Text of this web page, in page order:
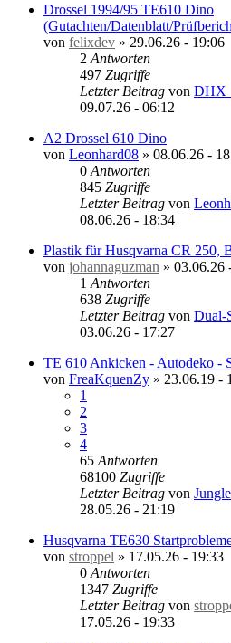
Drossel 1994/95 TE610 Dino
(Gutachten/Datenblatt/
von felixdev » 29.06.26 - 19:06
2 Antworten
497 Zugriffe
Letzter Beitrag von
09.07.26 - 06:12
A2 Drossel 610 Dino
von Leonhard08 » 08.06.26 -
0 Antworten
845 Zugriffe
Letzter Beitrag von
08.06.26 - 18:34
Plastik für Husqvarna CR 250,
von johannaguzman » 03.06.26
1 Antworten
638 Zugriffe
Letzter Beitrag von Dual-
03.06.26 - 17:27
TE 610 Ankicken - Autodeko -
von FreaKquenZy » 23.06.19 -
1
2
3
4
65 Antworten
68100 Zugriffe
Letzter Beitrag von Jungle
28.05.26 - 21:19
Husqvarna TE630
von stroppel » 17.05.26 - 19:33
0 Antworten
1347 Zugriffe
Letzter Beitrag von
17.05.26 - 19:33